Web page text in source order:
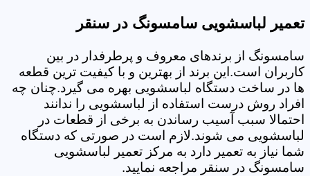
تعمیر لباسشویی سامسونگ در سنقر
سامسونگ از برندهای معروف و پرطرفدار در بین
کاربران است.این برند از بهترین و با کیفیت ترین قطعه
ها در ساخت دستگاه لباسشویی بهره می گیرد.چنان چه
افراد روش درست استفاده از لباسشویی را ندانند
احتمالا سبب آسیب رساندن به برخی از قطعات در
لباسشویی می شوند.لازم است در صورتی که دستگاه
شما نیاز به تعمیر دارد به مرکز تعمیر لباسشویی
سامسونگ در سنقر مراجعه نمایید.